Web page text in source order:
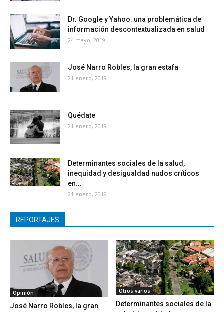
Dr. Google y Yahoo: una problemática de
información descontextualizada en salud
24 mayo, 2019
José Narro Robles, la gran estafa
21 enero, 2019
Quédate
21 enero, 2019
Determinantes sociales de la salud,
inequidad y desigualdad nudos críticos
en...
21 enero, 2019
REPORTAJES
Opinión
José Narro Robles, la gran
Otros varios
Determinantes sociales de la